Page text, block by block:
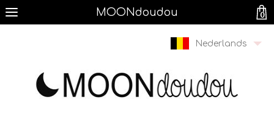
MOONdoudou
Nederlands
0